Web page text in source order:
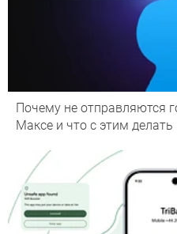
Почему не отправляются
Максе и что с этим делать